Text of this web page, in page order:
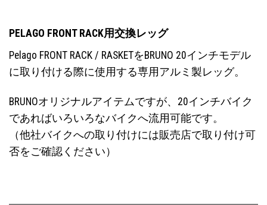
PELAGO FRONT RACK用交換レッグ
Pelago FRONT RACK / RASKETをBRUNO 20インチモデル
に取り付ける際に使用する専用アルミ製レッグ。
BRUNOオリジナルアイテムですが、20インチバイク
であればいろいろなバイクへ流用可能です。
（他社バイクへの取り付けには販売店で取り付け可
否をご確認ください）